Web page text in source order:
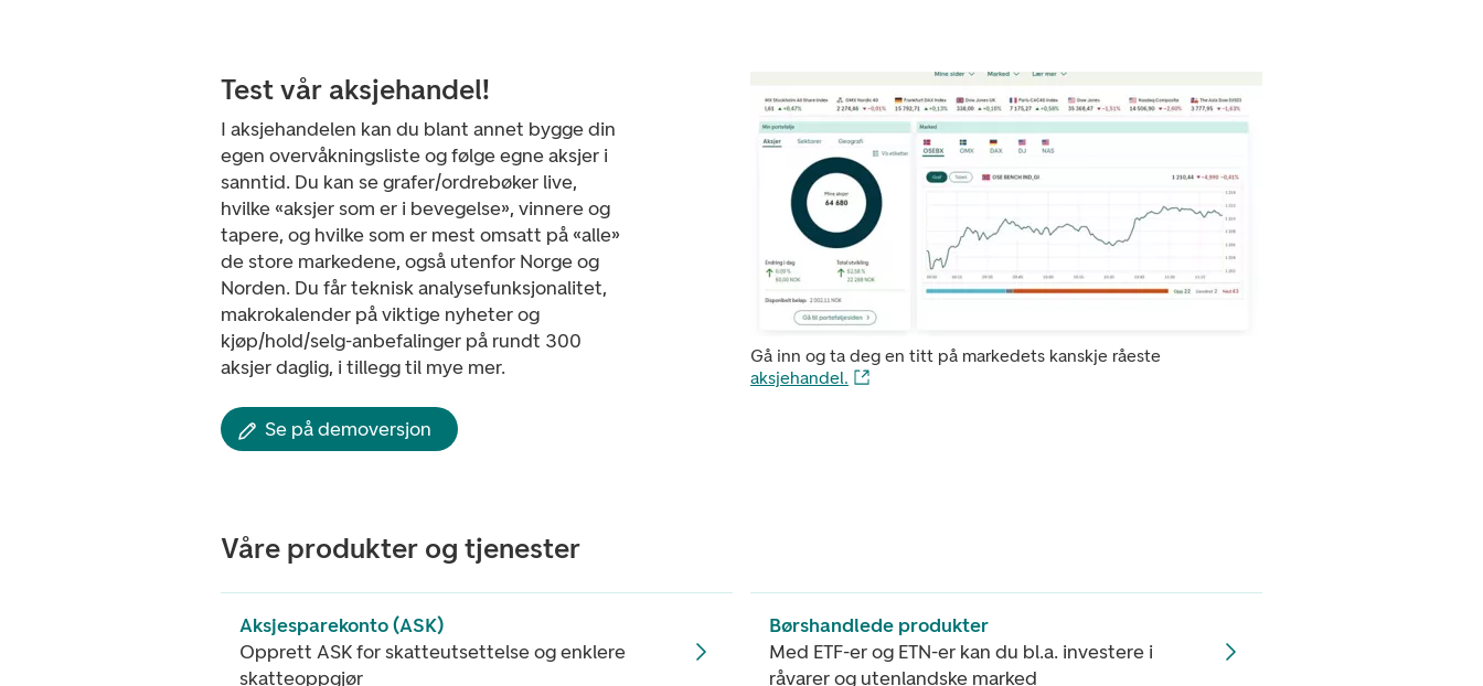
Gå inn og ta deg en titt på markedets kanskje råeste
aksjehandel.
Test vår aksjehandel!
I aksjehandelen kan du blant annet bygge din
egen overvåkningsliste og følge egne aksjer i
sanntid. Du kan se grafer/ordrebøker live,
hvilke «aksjer som er i bevegelse», vinnere og
tapere, og hvilke som er mest omsatt på «alle»
de store markedene, også utenfor Norge og
Norden. Du får teknisk analysefunksjonalitet,
makrokalender på viktige nyheter og
kjøp/hold/selg-anbefalinger på rundt 300
aksjer daglig, i tillegg til mye mer.
Se på demoversjon
Våre produkter og tjenester
Aksjesparekonto (ASK)
Opprett ASK for skatteutsettelse og enklere
skatteoppgjør
Børshandlede produkter
Med ETF-er og ETN-er kan du bl.a. investere i
råvarer og utenlandske marked